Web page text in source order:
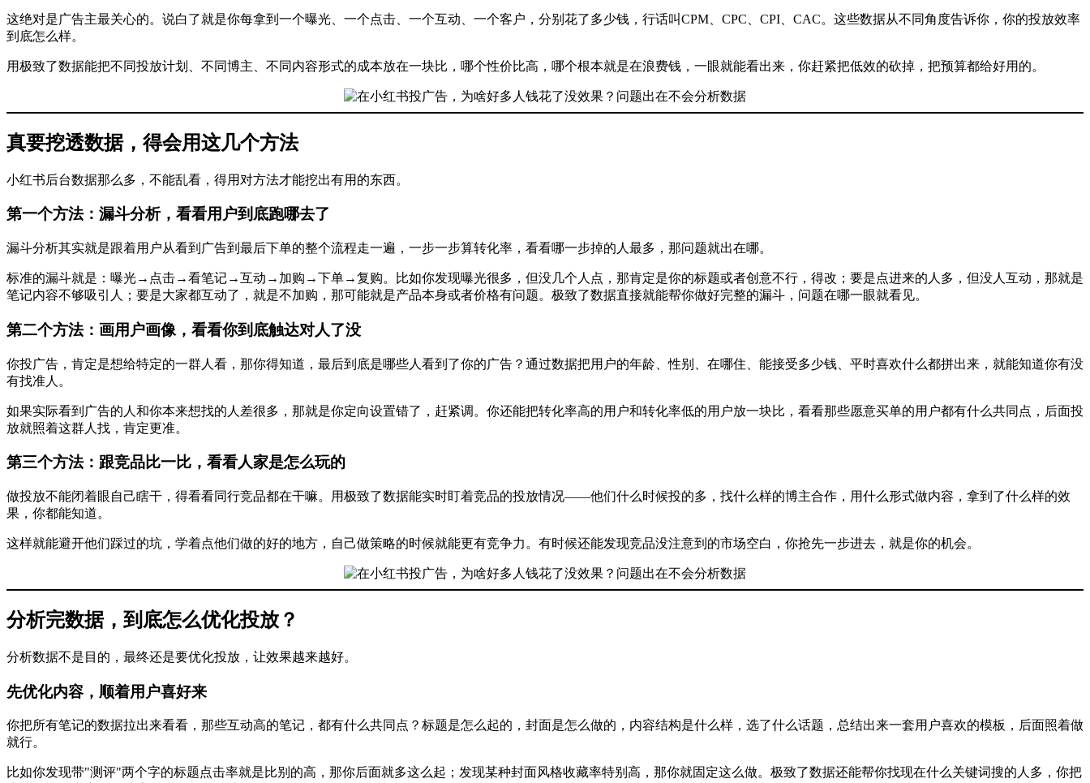
这绝对是广告主最关心的。说白了就是你每拿到一个曝光、一个点击、一个互动、一个客户，分别花了多少钱，行话叫CPM、CPC、CPI、CAC。这些数据从不同角度告诉你，你的投放效率
到底怎么样。
用极致了数据能把不同投放计划、不同博主、不同内容形式的成本放在一块比，哪个性价比高，哪个根本就是在浪费钱，一眼就能看出来，你赶紧把低效的砍掉，把预算都给好用的。
真要挖透数据，得会用这几个方法
小红书后台数据那么多，不能乱看，得用对方法才能挖出有用的东西。
第一个方法：漏斗分析，看看用户到底跑哪去了
漏斗分析其实就是跟着用户从看到广告到最后下单的整个流程走一遍，一步一步算转化率，看看哪一步掉的人最多，那问题就出在哪。
标准的漏斗就是：曝光→点击→看笔记→互动→加购→下单→复购。比如你发现曝光很多，但没几个人点，那肯定是你的标题或者创意不行，得改；要是点进来的人多，但没人互动，那就是
笔记内容不够吸引人；要是大家都互动了，就是不加购，那可能就是产品本身或者价格有问题。极致了数据直接就能帮你做好完整的漏斗，问题在哪一眼就看见。
第二个方法：画用户画像，看看你到底触达对人了没
你投广告，肯定是想给特定的一群人看，那你得知道，最后到底是哪些人看到了你的广告？通过数据把用户的年龄、性别、在哪住、能接受多少钱、平时喜欢什么都拼出来，就能知道你有没
有找准人。
如果实际看到广告的人和你本来想找的人差很多，那就是你定向设置错了，赶紧调。你还能把转化率高的用户和转化率低的用户放一块比，看看那些愿意买单的用户都有什么共同点，后面投
放就照着这群人找，肯定更准。
第三个方法：跟竞品比一比，看看人家是怎么玩的
做投放不能闭着眼自己瞎干，得看看同行竞品都在干嘛。用极致了数据能实时盯着竞品的投放情况——他们什么时候投的多，找什么样的博主合作，用什么形式做内容，拿到了什么样的效
果，你都能知道。
这样就能避开他们踩过的坑，学着点他们做的好的地方，自己做策略的时候就能更有竞争力。有时候还能发现竞品没注意到的市场空白，你抢先一步进去，就是你的机会。
分析完数据，到底怎么优化投放？
分析数据不是目的，最终还是要优化投放，让效果越来越好。
先优化内容，顺着用户喜好来
你把所有笔记的数据拉出来看看，那些互动高的笔记，都有什么共同点？标题是怎么起的，封面是怎么做的，内容结构是什么样，选了什么话题，总结出来一套用户喜欢的模板，后面照着做
就行。
比如你发现带"测评"两个字的标题点击率就是比别的高，那你后面就多这么起；发现某种封面风格收藏率特别高，那你就固定这么做。极致了数据还能帮你找现在什么关键词搜的人多，你把